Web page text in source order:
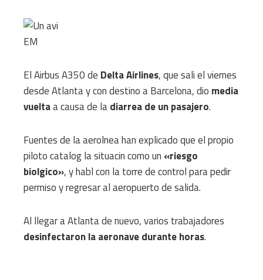
EM
El Airbus A350 de Delta Airlines, que sali el viernes
desde Atlanta y con destino a Barcelona, dio media
vueltaa causa de ladiarrea de un pasajero.
Fuentes de la aerolnea han explicado que el propio
piloto catalog la situacin como un «riesgo
biolgico», y habl con la torre de control para pedir
permiso y regresar al aeropuerto de salida.
Al llegar a Atlanta de nuevo, varios trabajadores
desinfectaron la aeronave durante horas.